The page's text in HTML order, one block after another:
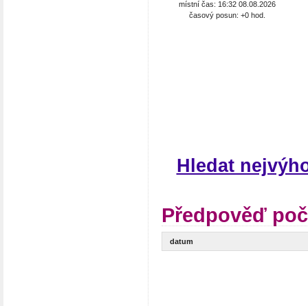
místní čas: 16:32 08.08.2026
časový posun: +0 hod.
Hledat
Předpověď
datum